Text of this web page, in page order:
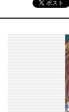
ポスト